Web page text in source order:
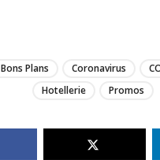
Bons Plans Coronavirus
Hotellerie
Promos